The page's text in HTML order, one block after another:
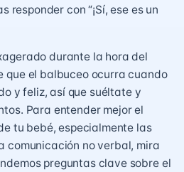
responder con “¡Sí, ese es un
durante la hora del
que el balbuceo ocurra cuando
y feliz, así que suéltate y
Para entender mejor el
tu bebé, especialmente las
comunicación no verbal, mira
preguntas clave sobre el